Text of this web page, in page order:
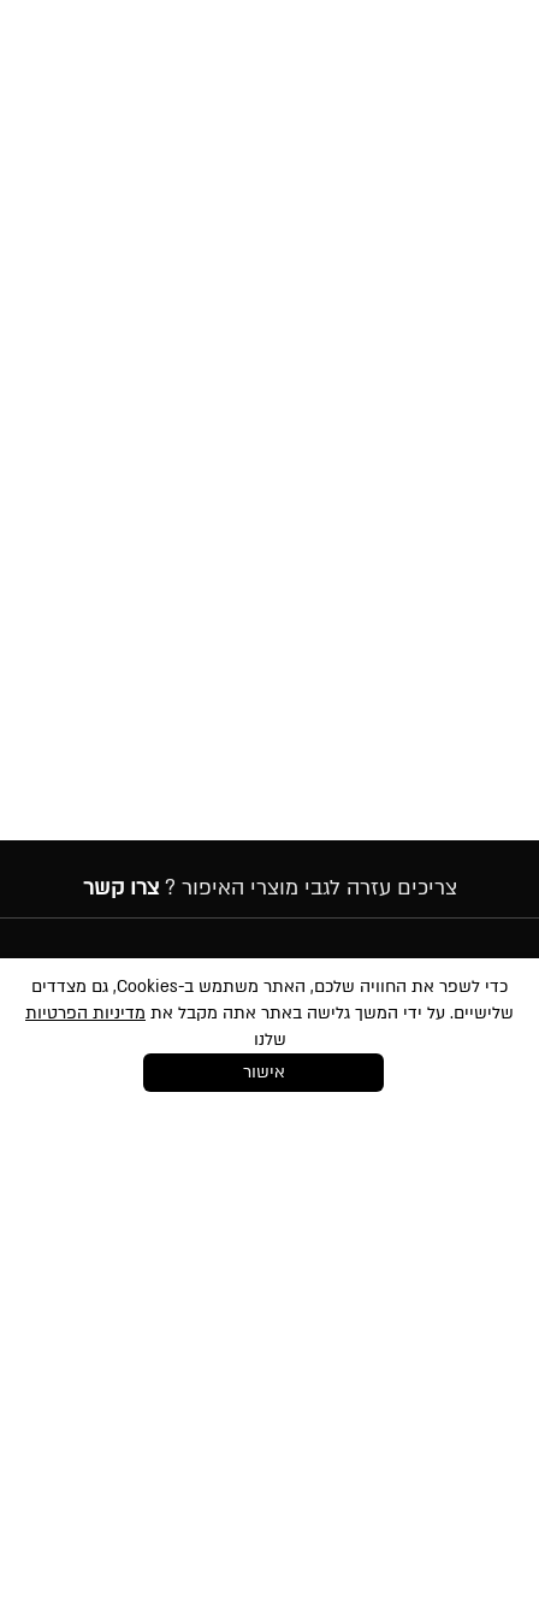
צריכים עזרה לגבי מוצרי האיפור ?צרו קשר
הרשמה לניוזלטר
כדי לשפר את החוויה שלכם, האתר משתמש ב-Cookies, גם מצדדים
שלישיים. על ידי המשך גלישה באתר אתה מקבל את מדיניות הפרטיות
שלנו
אישור